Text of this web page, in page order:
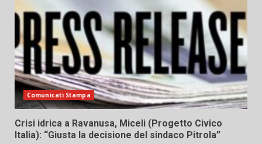
Comunicati Stampa
Crisi idrica a Ravanusa, Miceli (Progetto Civico
Italia): “Giusta la decisione del sindaco Pitrola”